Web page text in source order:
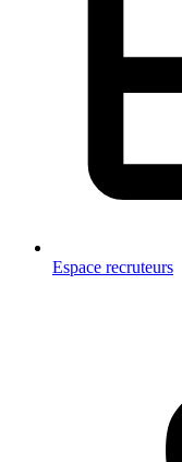
Espace recruteurs